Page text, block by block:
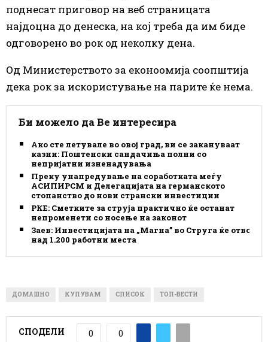
поднесат приговор на веб страницата
најдоцна до денеска, на кој треба да им биде
одговорено во рок од неколку дена.
Од Министерството за еконоомија соопштија
дека рок за искористување на парите ќе нема.
Би можело да Ве интересира
Ако сте летувале во овој град, ви се закануваат
казни: Поштенски сандачиња полни со
непријатни изненадувања
Преку унапредување на соработката меѓу
АСИПИРСМ и Делегацијата на германското
стопанство до нови странски инвестиции
РКЕ: Сметките за струја практично ќе останат
непроменети со носење на законот
Заев: Инвестицијата на „Магна” во Струга ќе отвори
над 1.200 работни места
ДОМАШНО КУПУВАМ СПИСОК ТОП-ВЕСТИ
СПОДЕЛИ 0 0